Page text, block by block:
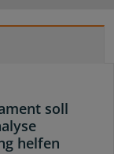
soll
helfen